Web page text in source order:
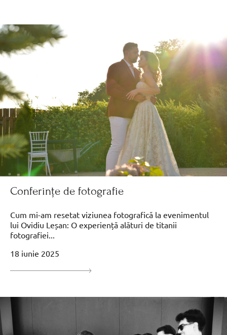
Conferințe de fotografie
Cum mi-am resetat viziunea fotografică la evenimentul
lui Ovidiu Leșan: O experiență alături de titanii
fotografiei...
18 iunie 2025